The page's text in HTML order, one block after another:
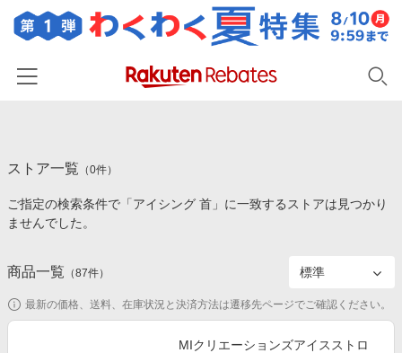
カテゴリー一覧
百貨店・総合ECモール
食品・スイーツ・お酒
コスメ・健康・医薬品
イベント一覧
初回購入者限定特典
対象ストア新規限定特典
ストア一覧 （0件）
ご指定の検索条件で「アイシング 首」に一致するストアは見つかり
ませんでした。
商品一覧 （87件）
最新の価格、送料、在庫状況と決済方法は遷移先ページでご確認ください。
MIクリエーションズアイスストロ